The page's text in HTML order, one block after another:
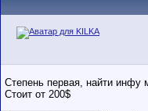
Степень первая, найти инфу
Стоит от 200$